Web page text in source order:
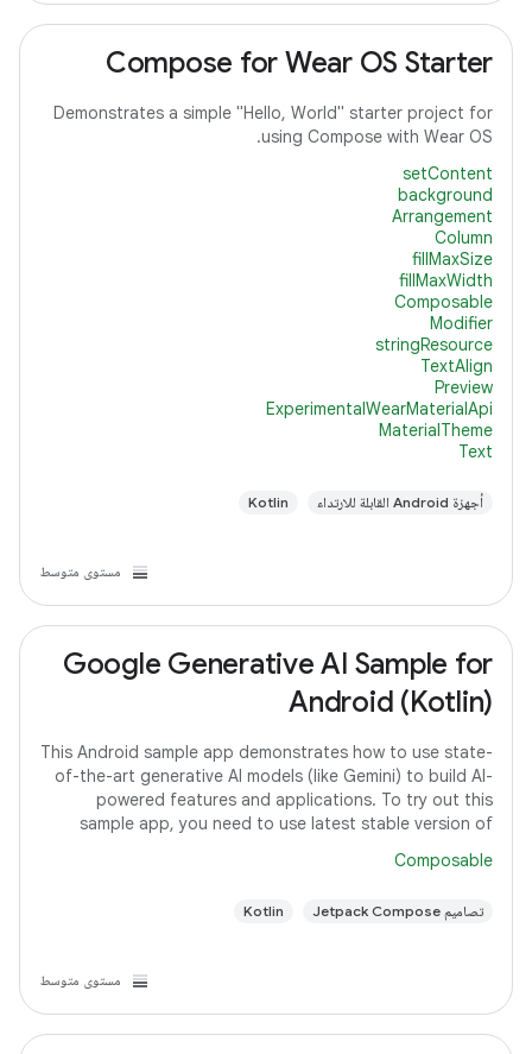
Compose for Wear OS Starter
Demonstrates a simple "Hello, World" starter project for
using Compose with Wear OS.
setContent
background
Arrangement
Column
fillMaxSize
fillMaxWidth
Composable
Modifier
stringResource
TextAlign
Preview
ExperimentalWearMaterialApi
MaterialTheme
Text
أجهزة Android القابلة للارتداء Kotlin
مستوى متوسط
Google Generative AI Sample for
Android (Kotlin)
This Android sample app demonstrates how to use state-
of-the-art generative AI models (like Gemini) to build AI-
powered features and applications. To try out this
sample app, you need to use latest stable version of
Composable
تصاميم Jetpack Compose Kotlin
مستوى متوسط